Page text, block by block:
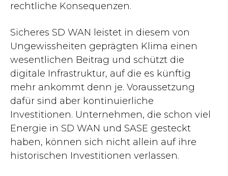
rechtliche Konsequenzen.
Sicheres SD WAN leistet in diesem von
Ungewissheiten geprägten Klima einen
wesentlichen Beitrag und schützt die
digitale Infrastruktur, auf die es künftig
mehr ankommt denn je. Voraussetzung
dafür sind aber kontinuierliche
Investitionen. Unternehmen, die schon viel
Energie in SD WAN und SASE gesteckt
haben, können sich nicht allein auf ihre
historischen Investitionen verlassen.